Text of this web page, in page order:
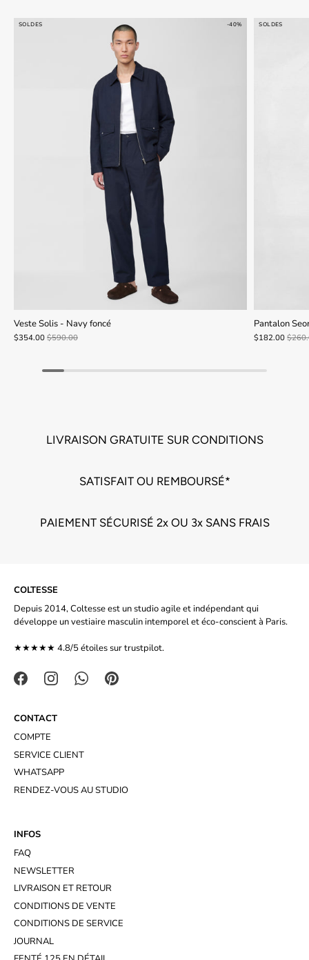
SOLDES -40%
Veste Solis - Navy foncé
$354.00 $590.00
SOLDES
Pantalon
$182.00
LIVRAISON GRATUITE SUR CONDITIONS
SATISFAIT OU REMBOURSÉ*
PAIEMENT SÉCURISÉ 2x OU 3x SANS FRAIS
COLTESSE
Depuis 2014, Coltesse est un studio agile et indépendant qui
développe un vestiaire masculin intemporel et éco-conscient à Paris.
★★★★★ 4.8/5 étoiles surtrustpilot.
CONTACT
COMPTE
SERVICE CLIENT
WHATSAPP
RENDEZ-VOUS AU STUDIO
INFOS
FAQ
NEWSLETTER
LIVRAISON ET RETOUR
CONDITIONS DE VENTE
CONDITIONS DE SERVICE
JOURNAL